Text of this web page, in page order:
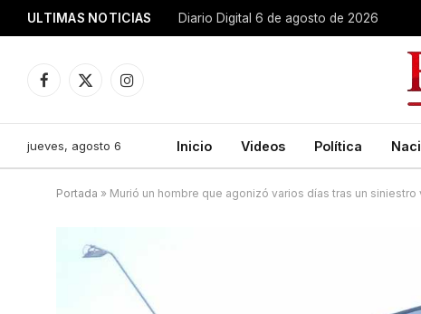
ULTIMAS NOTICIAS Diario Digital 6 de agosto de 2026
Facebook
X
Instagram
jueves, agosto 6 Inicio Videos Política
Portada » Murió un hombre que agonizó varios días tras un siniestro